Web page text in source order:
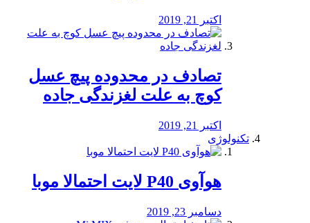
اکتبر 21, 2019
تصادف در محدوده پیچ عسل
کوچ به علت لغزندگی جاده
اکتبر 21, 2019
تکنولوژی
هوآوی P40 لایت احتمالا موبا
دسامبر 23, 2019